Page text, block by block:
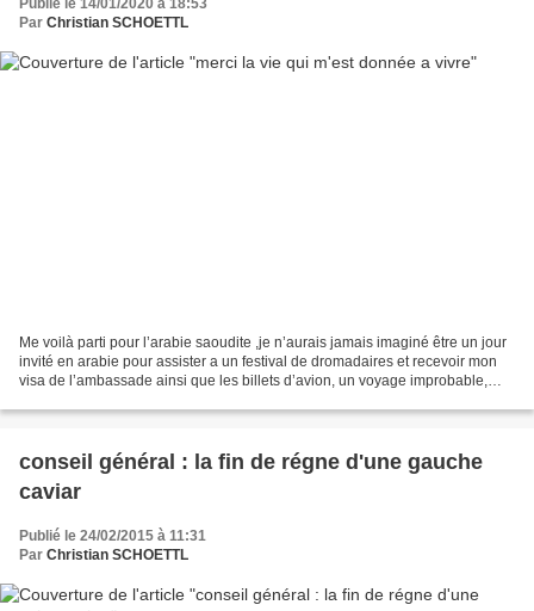
Publié le 14/01/2020 à 18:53
Par Christian SCHOETTL
Me voilà parti pour l’arabie saoudite ,je n’aurais jamais imaginé être un jour
invité en arabie pour assister a un festival de dromadaires et recevoir mon
visa de l’ambassade ainsi que les billets d’avion, un voyage improbable,
conseil général : la fin de régne d'une gauche
caviar
Publié le 24/02/2015 à 11:31
Par Christian SCHOETTL